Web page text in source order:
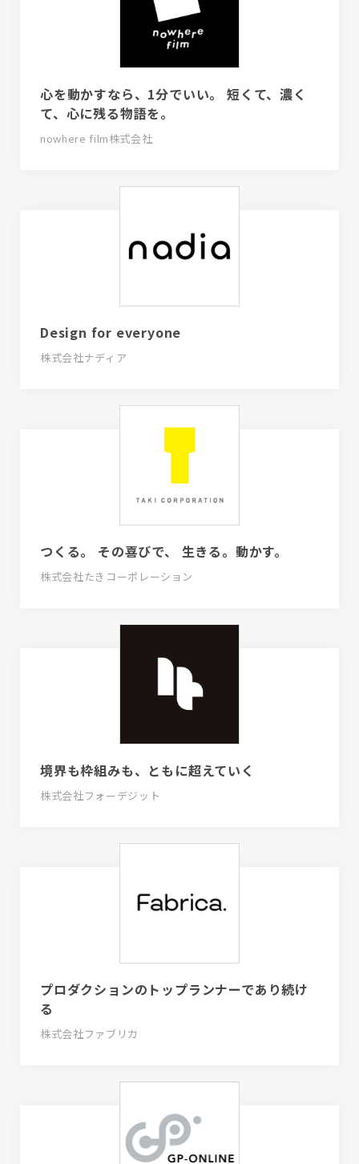
心を動かすなら、1分でいい。 短くて、濃く
て、心に残る物語を。
nowhere film株式会社
Design for everyone
株式会社ナディア
つくる。 その喜びで、 生きる。動かす。
株式会社たきコーポレーション
境界も枠組みも、ともに超えていく
株式会社フォーデジット
プロダクションのトップランナーであり続け
る
株式会社ファブリカ